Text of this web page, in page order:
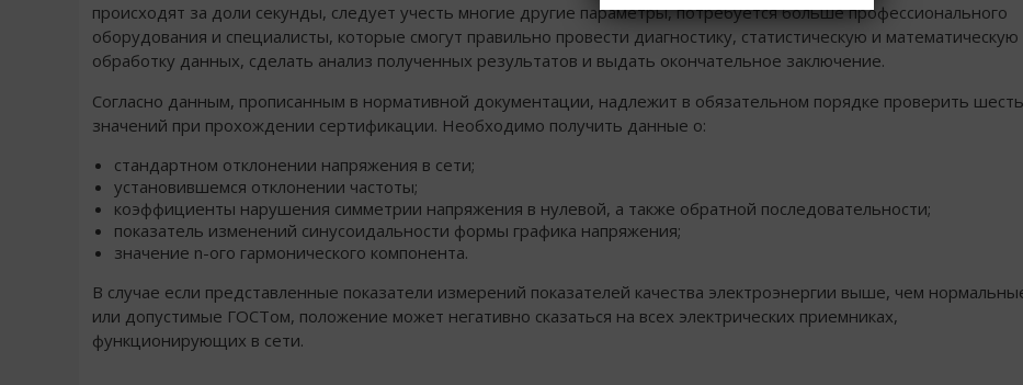
происходят за доли секунды, следует учесть многие другие параметры, потребуется больше профессионального
оборудования и специалисты, которые смогут правильно провести диагностику, статистическую и математическую
обработку данных, сделать анализ полученных результатов и выдать окончательное заключение.
Согласно данным, прописанным в нормативной документации, надлежит в обязательном порядке проверить шесть
значений при прохождении сертификации. Необходимо получить данные о:
стандартном отклонении напряжения в сети;
установившемся отклонении частоты;
коэффициенты нарушения симметрии напряжения в нулевой, а также обратной последовательности;
показатель изменений синусоидальности формы графика напряжения;
значение n-ого гармонического компонента.
В случае если представленные показатели измерений показателей качества электроэнергии выше, чем
или допустимые ГОСТом, положение может негативно сказаться на всех электрических приемниках,
функционирующих в сети.